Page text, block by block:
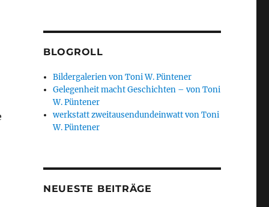
BLOGROLL
Bildergalerien von Toni W. Püntener
Gelegenheit macht Geschichten – von Toni
W. Püntener
werkstatt zweitausendundeinwatt von Toni
W. Püntener
NEUESTE BEITRÄGE